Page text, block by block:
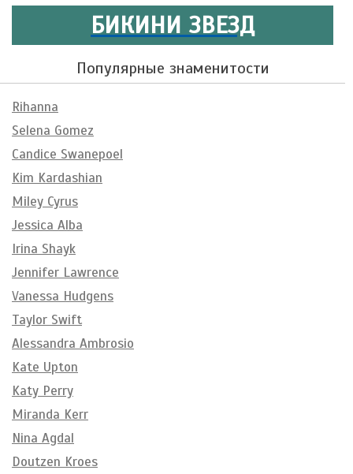
БИКИНИ ЗВЕЗД
Популярные знаменитости
Rihanna
Selena Gomez
Candice Swanepoel
Kim Kardashian
Miley Cyrus
Jessica Alba
Irina Shayk
Jennifer Lawrence
Vanessa Hudgens
Taylor Swift
Alessandra Ambrosio
Kate Upton
Katy Perry
Miranda Kerr
Nina Agdal
Doutzen Kroes